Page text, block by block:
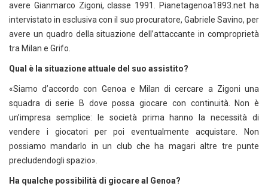
avere Gianmarco Zigoni, classe 1991. Pianetagenoa1893.net ha
intervistato in esclusiva con il suo procuratore, Gabriele Savino, per
avere un quadro della situazione dell’attaccante in comproprietà
tra Milan e Grifo.
Qual è la situazione attuale del suo assistito?
«Siamo d’accordo con Genoa e Milan di cercare a Zigoni una
squadra di serie B dove possa giocare con continuità. Non è
un’impresa semplice: le società prima hanno la necessità di
vendere i giocatori per poi eventualmente acquistare. Non
possiamo mandarlo in un club che ha magari altre tre punte
precludendogli spazio».
Ha qualche possibilità di giocare al Genoa?